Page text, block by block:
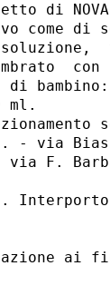
di
come di
di bambino:
ml.
- via
via F.
ai